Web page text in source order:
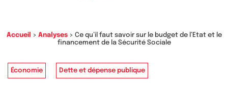
Accueil > Analyses> Ce qu’il faut savoir sur le budget de l’Etat et le
financement de la Sécurité Sociale
Économie Dette et dépense publique